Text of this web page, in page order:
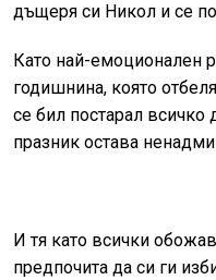
дъщеря си Никол и се
Като най-емоционален
годишнина, която
се бил постарал
празник остава
И тя като всички
предпочита да си ги